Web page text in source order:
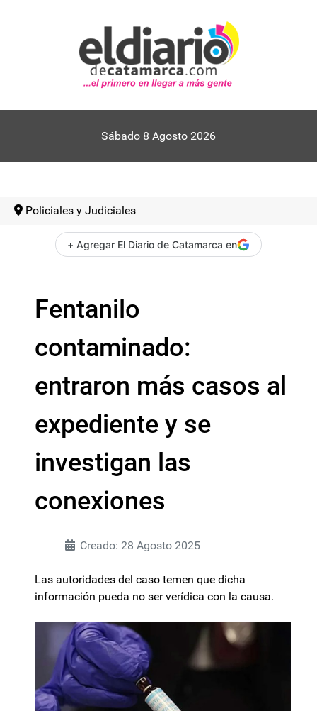
Sábado 8 Agosto 2026
Policiales y Judiciales
+ Agregar El Diario de Catamarca en
Fentanilo
contaminado:
entraron más casos al
expediente y se
investigan las
conexiones
Creado: 28 Agosto 2025
Las autoridades del caso temen que dicha
información pueda no ser verídica con la causa.